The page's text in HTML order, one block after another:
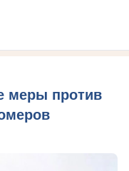
меры против